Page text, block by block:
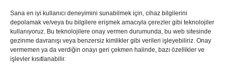
Sana en iyi kullanıcı deneyimini sunabilmek için, cihaz bilgilerini
depolamak ve/veya bu bilgilere erişmek amacıyla çerezler gibi teknolojiler
kullanıyoruz. Bu teknolojilere onay vermen durumunda, bu web sitesinde
gezinme davranışı veya benzersiz kimlikler gibi verileri işleyebiliriz. Onay
vermemen ya da verdiğin onayı geri çekmen halinde, bazı özellikler ve
işlevler kısıtlanabilir.
İstanbul’da Avrupa Ligi Finali: Freiburg ve Aston
Villa Boğaz’da Tarih Yazmaya Hazırlanıyor
08 May 2026